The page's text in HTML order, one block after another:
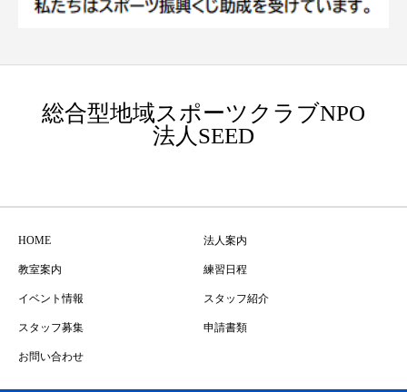
総合型地域スポーツクラブNPO
法人SEED
HOME 法人案内
教室案内 練習日程
イベント情報 スタッフ紹介
スタッフ募集 申請書類
お問い合わせ